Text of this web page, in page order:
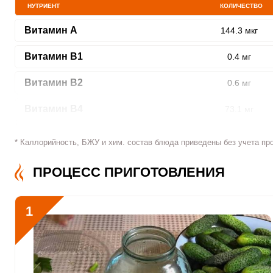
НУТРИЕНТ КОЛИЧЕСТВО
Витамин A 144.3 мкг
Витамин В1 0.4 мг
Витамин В2 0.6 мг
Витамин В12 0
Витамин С 146.1 мкг
Витамин D 0
* Каллорийность, БЖУ и хим. состав блюда приведены без учета
ПРОЦЕСС ПРИГОТОВЛЕНИЯ
1
Сообщить об ошибке